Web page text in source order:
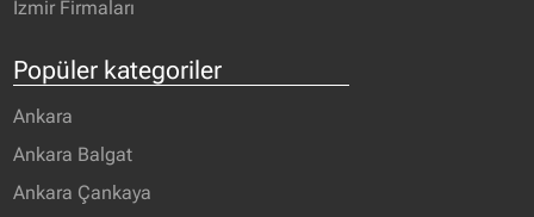
İzmir Firmaları
Popüler kategoriler
Ankara
Ankara Balgat
Ankara Çankaya